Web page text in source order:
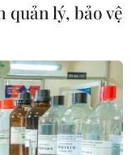
đất có độ
ra tại Myanmar,
quản lý, bảo vệ